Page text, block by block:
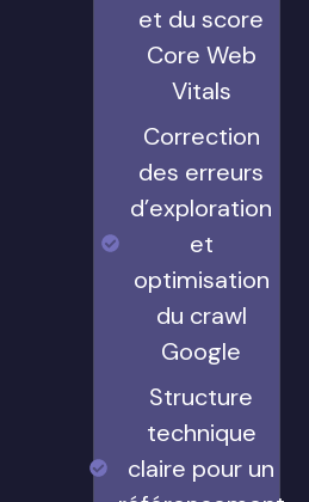
et du score
Core Web
Vitals
Correction
des erreurs
d’exploration
et
optimisation
du crawl
Google
Structure
technique
claire pour un